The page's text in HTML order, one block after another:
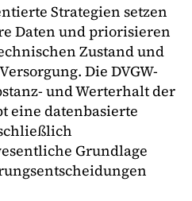
Strategien setzen
Daten und priorisieren
Zustand und
Die DVGW-
und Werterhalt der
eine datenbasierte
Grundlage